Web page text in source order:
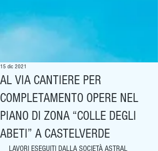
AL VIA CANTIERE PER
COMPLETAMENTO OPERE NEL
PIANO DI ZONA “COLLE DEGLI
ABETI” A CASTELVERDE
15 dic 2021
LAVORI ESEGUITI DALLA SOCIETÀ ASTRAL